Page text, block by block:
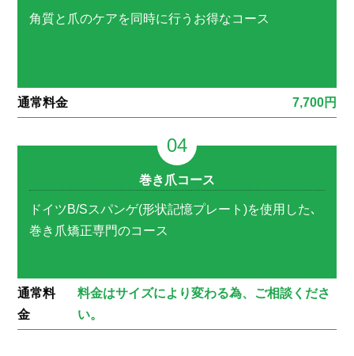
角質と爪のケアを同時に行うお得なコース
通常料金 7,700円
巻き爪コース
ドイツB/Sスパンゲ(形状記憶プレート)を使用した､
巻き爪矯正専門のコース
通常料
金
料金はサイズにより変わる為、ご相談くださ
い。